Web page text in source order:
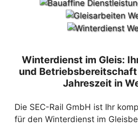
Winterdienst im Gleis:
und
Jahreszeit in
Die SEC-Rail GmbH ist Ihr
für den Winterdienst im